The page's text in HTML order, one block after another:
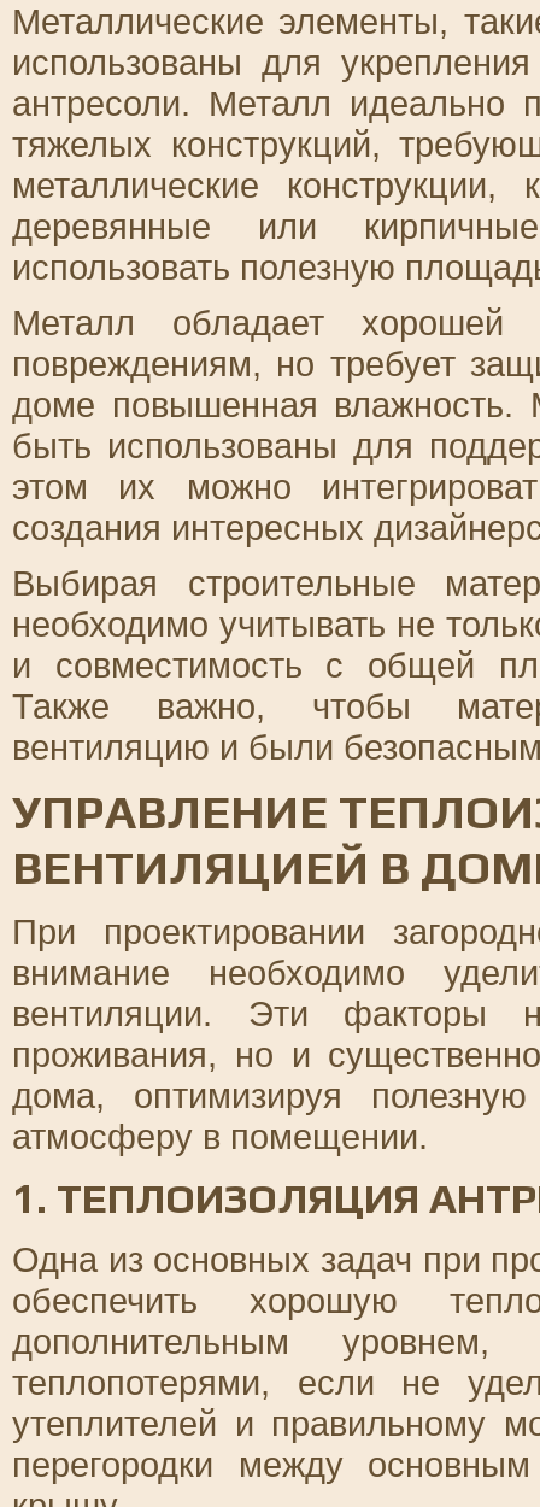
Металлические элементы,
использованы для
антресоли. Металл идеально
тяжелых конструкций,
металлические
деревянные или
использовать полезную
Металл обладает хорошей
повреждениям, но требует
доме повышенная влажность.
быть использованы для
этом их можно
создания интересных
Выбирая строительные
необходимо учитывать не
и совместимость с общей
Также важно, чтобы
вентиляцию и были
УПРАВЛЕНИЕ
ВЕНТИЛЯЦИЕЙ В
При проектировании
внимание необходимо
вентиляции. Эти факторы
проживания, но и
дома, оптимизируя
атмосферу в помещении.
1. ТЕПЛОИЗОЛЯЦИЯ
Одна из основных задач при
обеспечить хорошую
дополнительным
теплопотерями, если не
утеплителей и правильному
перегородки между